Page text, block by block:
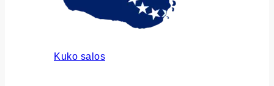
Kuko salos